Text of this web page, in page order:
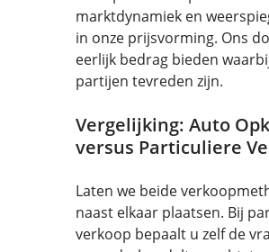
marktdynamiek en
in onze prijsvorming. Ons
eerlijk bedrag bieden
partijen tevreden zijn.
Vergelijking: Auto
versus Particuliere
Laten we beide
naast elkaar plaatsen. Bij
verkoop bepaalt u zelf de